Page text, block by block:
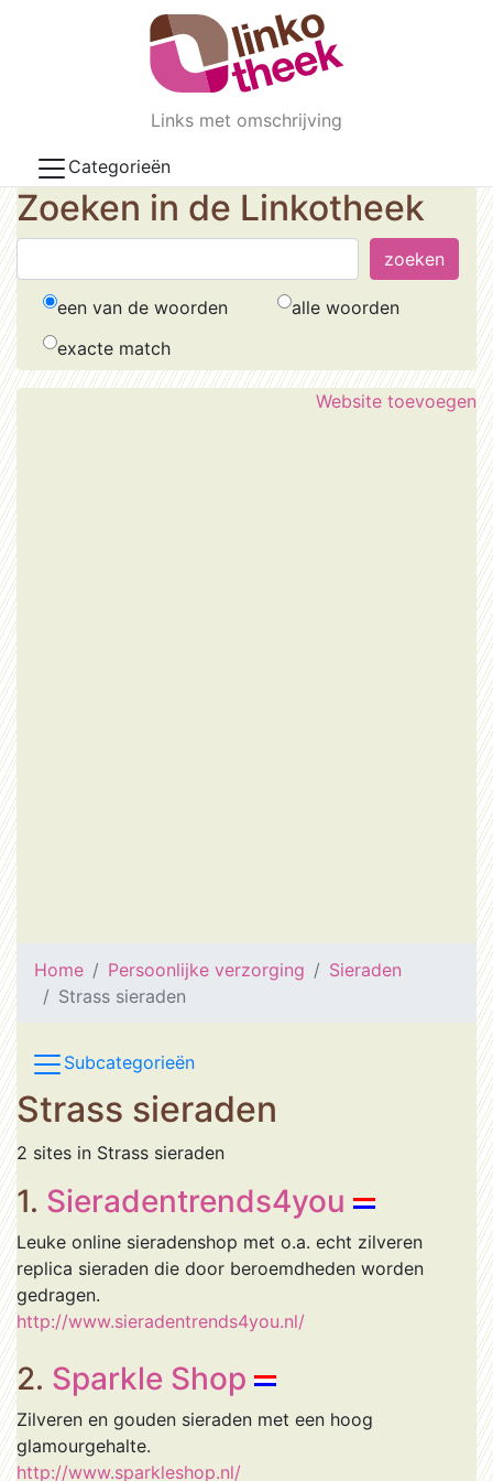
Skip to main content
Links met omschrijving
Categorieën
Zoeken in de Linkotheek
een van de woorden
alle woorden
exacte match
Website toevoegen
Home Persoonlijke verzorging
Sieraden
Strass sieraden
Subcategorieën
Strass sieraden
2 sites in Strass sieraden
1. Sieradentrends4you
Leuke online sieradenshop met o.a. echt zilveren
replica sieraden die door beroemdheden worden
gedragen.
http://www.sieradentrends4you.nl/
2. Sparkle Shop
Zilveren en gouden sieraden met een hoog
glamourgehalte.
http://www.sparkleshop.nl/